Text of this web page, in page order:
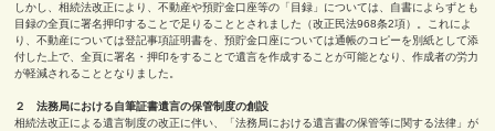
しかし、相続法改正により、不動産や預貯金口座等の「目録」については、自書によらずとも
目録の全頁に署名押印することで足りることとされました（改正民法968条2項）。これによ
り、不動産については登記事項証明書を、預貯金口座については通帳のコピーを別紙として添
付した上で、全頁に署名・押印をすることで遺言を作成することが可能となり、作成者の労力
が軽減されることとなりました。
２ 法務局における自筆証書遺言の保管制度の創設
相続法改正による遺言制度の改正に伴い、「法務局における遺言書の保管等に関する法律」が